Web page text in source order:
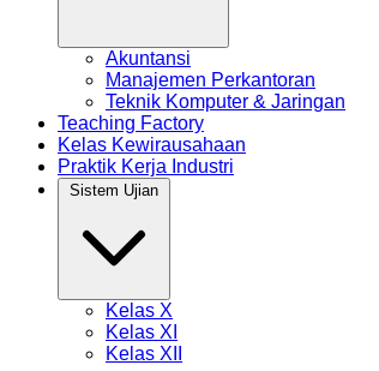
Akuntansi
Manajemen Perkantoran
Teknik Komputer & Jaringan
Teaching Factory
Kelas Kewirausahaan
Praktik Kerja Industri
Kelas X
Kelas XI
Kelas XII